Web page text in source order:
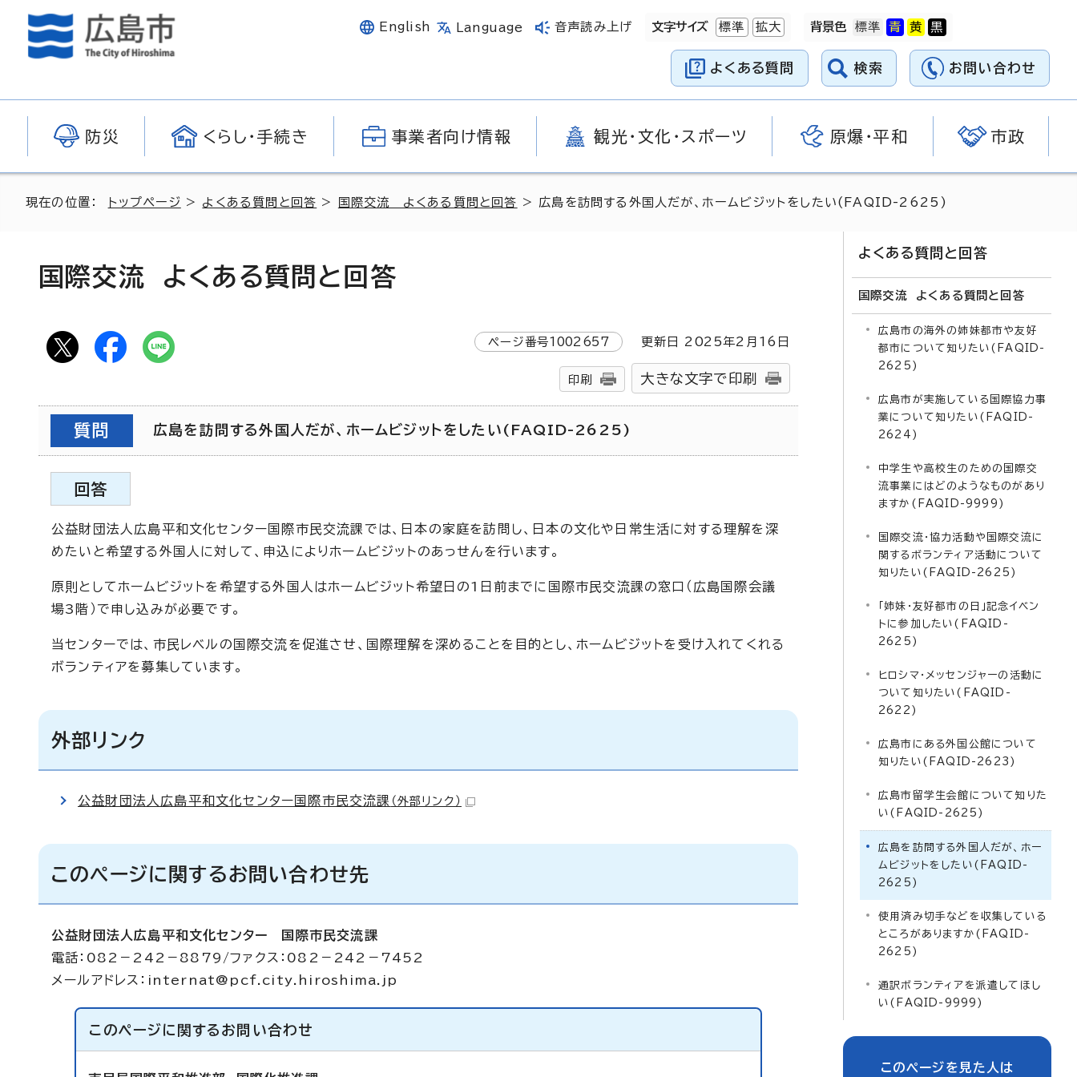
English Language 音声読み上げ 文字サイズ 標準 拡大 背景色
よくある質問 検索 お問い合わせ
防災 くらし・手続き 事業者向け情報 観光・文化・スポーツ 原爆・平和 市政
現在の位置： トップページ > よくある質問と回答 > 国際交流 よくある質問と回答 > 広島を訪問する外国人だが、ホームビジットをしたい(FAQID-2625)
国際交流 よくある質問と回答
ページ番号1002657 更新日 2025年2月 16 日
印刷 大きな文字で印刷
質問 広島を訪問する外国人だが、ホームビジットをしたい(FAQID-2625)
回答
公益財団法人広島平和文化センター国際市民交流課では、日本の家庭を訪問し、日本の文化や日常生活に対する理解を深
めたいと希望する外国人に対して、申込によりホームビジットのあっせんを行います。
原則としてホームビジットを希望する外国人はホームビジット希望日の1日前までに国際市民交流課の窓口（広島国際会議
場3階）で申し込みが必要です。
当センターでは、市民レベルの国際交流を促進させ、国際理解を深めることを目的とし、ホームビジットを受け入れてくれる
ボランティアを募集しています。
外部リンク
公益財団法人広島平和文化センター国際市民交流課 （外部リンク）
このページに関するお問い合わせ先
公益財団法人広島平和文化センター 国際市民交流課
電話：082－242－8879/ファクス：082－242－7452
メールアドレス： internat@pcf.city.hiroshima.jp
このページに関する お問い合わせ
よくある質問と回答
国際交流 よくある質問と回答
広島市の海外の姉妹都市や友好
都市について知りたい(FAQID-
2625)
広島市が実施している国際協力事
業について知りたい(FAQID-
2624)
中学生や高校生のための国際交
流事業にはどのようなものがあり
ますか(FAQID-9999)
国際交流・協力活動や国際交流に
関するボランティア活動について
知りたい(FAQID-2625)
「姉妹・友好都市の日」記念イベン
トに参加したい(FAQID-
2625)
ヒロシマ・メッセンジャーの活動に
ついて知りたい(FAQID-
2622)
広島市にある外国公館について
知りたい(FAQID-2623)
広島市留学生会館について知りた
い(FAQID-2625)
広島を訪問する外国人だが、ホー
ムビジットをしたい(FAQID-
2625)
使用済み切手などを収集している
ところがありますか(FAQID-
2625)
通訳ボランティアを派遣してほし
い(FAQID-9999)
このページを見た人は